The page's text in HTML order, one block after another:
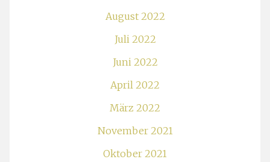
August 2022
Juli 2022
Juni 2022
April 2022
März 2022
November 2021
Oktober 2021